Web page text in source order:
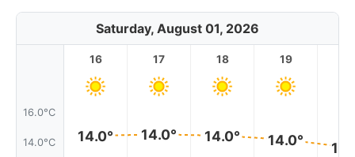
Saturday, August 01, 2026
16.0°C
14.0°C
16
14.0°
17
14.0°
18
14.0°
19
14.0°